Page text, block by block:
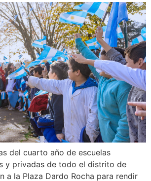
del cuarto año de escuelas
y privadas de todo el distrito de
a la Plaza Dardo Rocha para rendir